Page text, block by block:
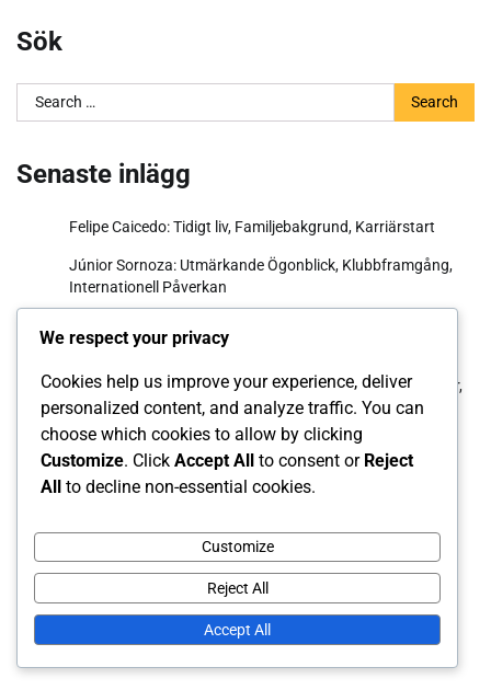
Sök
Search
for:
Senaste inlägg
Felipe Caicedo: Tidigt liv, Familjebakgrund, Karriärstart
Júnior Sornoza: Utmärkande Ögonblick, Klubbframgång,
Internationell Påverkan
Påverkan
Luis Antonio Valencia: Internationell karriär, Landskamper,
Bidrag
Jordy Alcívar: Internationella matcher, Bidrag,
Nyckelprestationer
Arkiv
We respect your privacy
Cookies help us improve your experience, deliver
personalized content, and analyze traffic. You can
choose which cookies to allow by clicking
Customize. Click Accept All to consent or Reject
All to decline non-essential cookies.
Customize
Reject All
Accept All